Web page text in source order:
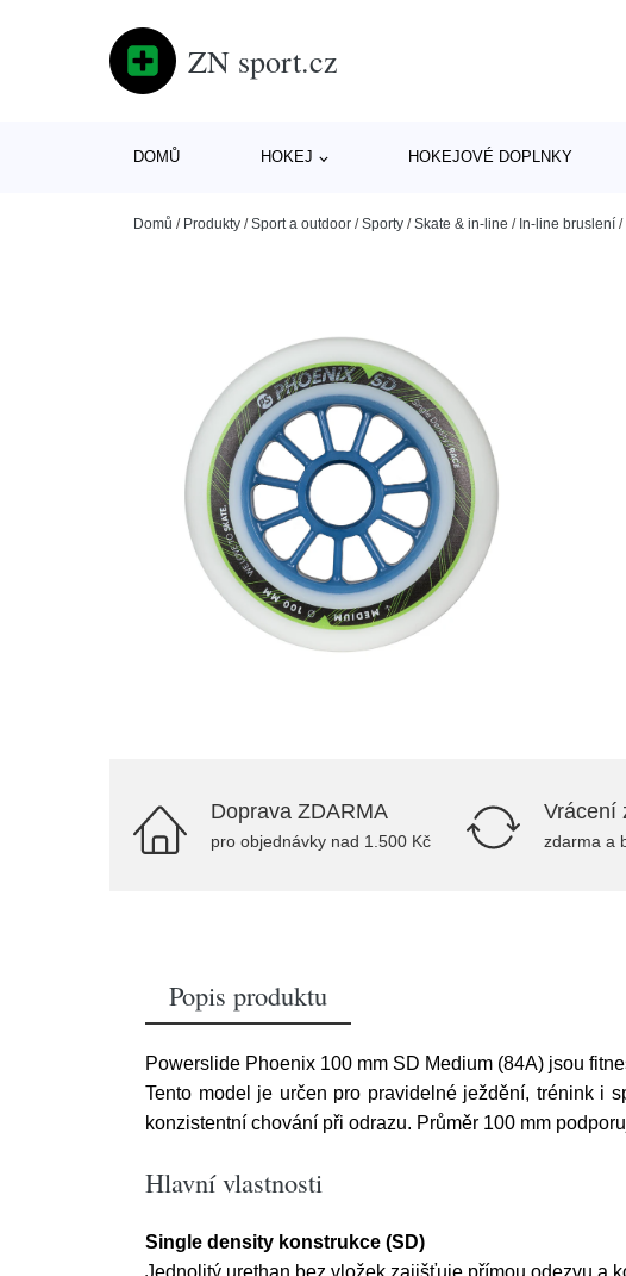
ZN sport.cz
DOMŮ HOKEJ HOKEJOVÉ DOPLNKY
Domů / Produkty /Sport a outdoor /Sporty /Skate & in-line / In-line bruslení /
Doprava ZDARMA
pro objednávky nad 1.500 Kč
Vrácení
zdarma a
Popis produktu
Powerslide Phoenix 100 mm SD Medium (84A) jsou
Tento model je určen pro pravidelné ježdění, trénink i
konzistentní chování při odrazu. Průměr 100 mm
Hlavní vlastnosti
Single density konstrukce (SD)
Jednolitý urethan bez vložek zajišťuje přímou odezvu a